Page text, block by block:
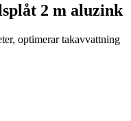
2 m aluzink
optimerar takavvattning